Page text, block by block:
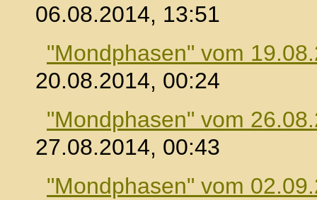
06.08.2014, 13:51
"Mondphasen" vom
20.08.2014, 00:24
"Mondphasen" vom
27.08.2014, 00:43
"Mondphasen" vom